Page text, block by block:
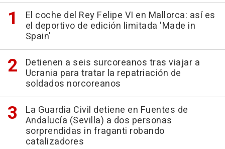
El coche del Rey Felipe VI en Mallorca: así es
el deportivo de edición limitada 'Made in
Spain'
Detienen a seis surcoreanos tras viajar a
Ucrania para tratar la repatriación de
soldados norcoreanos
La Guardia Civil detiene en Fuentes de
Andalucía (Sevilla) a dos personas
sorprendidas in fraganti robando
catalizadores